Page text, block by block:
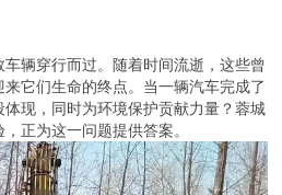
辆穿行而过。随着时间流逝，这些曾
它们生命的终点。当一辆汽车完成了
现，同时为环境保护贡献力量？蓉城
正为这一问题提供答案。